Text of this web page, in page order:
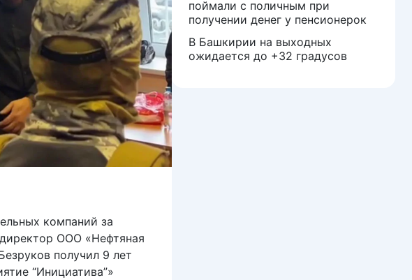
компаний за
ООО «Нефтяная
получил 9 лет
“Инициатива”»
поймали с поличным при
получении денег у пенсионерок
В Башкирии на выходных
ожидается до +32 градусов